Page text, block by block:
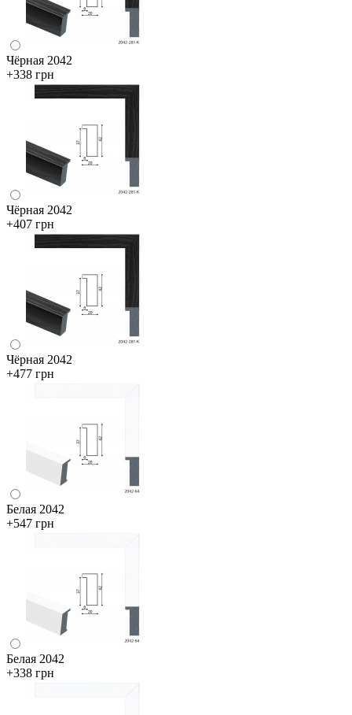
Чёрная 2042
+338 грн
Чёрная 2042
+407 грн
Чёрная 2042
+477 грн
Белая 2042
+547 грн
Белая 2042
+338 грн